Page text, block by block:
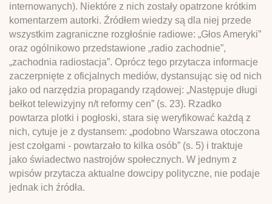
internowanych). Niektóre z nich zostały opatrzone krótkim
komentarzem autorki. Źródłem wiedzy są dla niej przede
wszystkim zagraniczne rozgłośnie radiowe: „Głos Ameryki”
oraz ogólnikowo przedstawione „radio zachodnie”,
„zachodnia radiostacja”. Oprócz tego przytacza informacje
zaczerpnięte z oficjalnych mediów, dystansując się od nich
jako od narzędzia propagandy rządowej: „Następuje długi
bełkot telewizyjny n/t reformy cen” (s. 23). Rzadko
powtarza plotki i pogłoski, stara się weryfikować każdą z
nich, cytuje je z dystansem: „podobno Warszawa otoczona
jest czołgami - powtarzało to kilka osób” (s. 5) i traktuje
jako świadectwo nastrojów społecznych. W jednym z
wpisów przytacza aktualne dowcipy polityczne, nie podaje
jednak ich źródła.